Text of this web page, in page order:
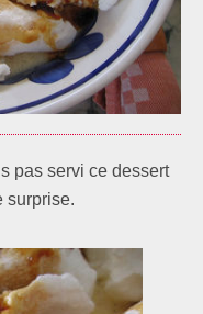
pas servi ce dessert
surprise.